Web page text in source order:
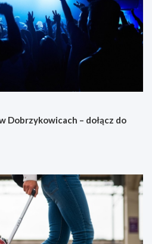
Dobrzykowicach – dołącz do